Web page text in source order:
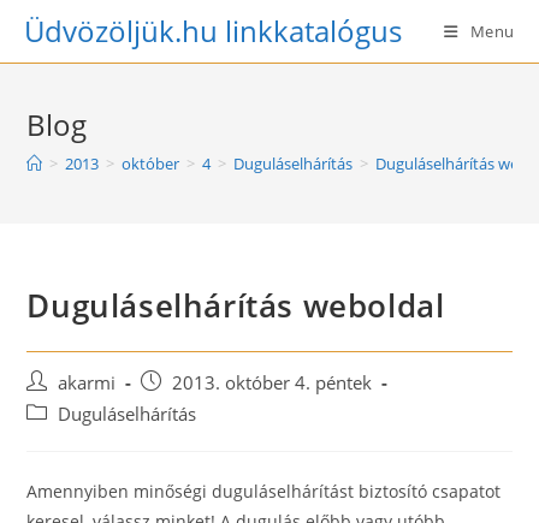
SkipÜdvözöljük.hu linkkatalógus Menu
Blog
> 2013 > október > 4 > Duguláselhárítás > Duguláselhárítás
Duguláselhárítás weboldal
Post
author:
akarmi
Post
published:
2013. október 4. péntek
PostDuguláselhárítás
Amennyiben minőségi duguláselhárítást biztosító csapatot